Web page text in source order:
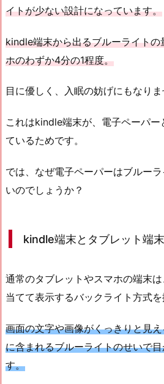
イトが少ない設計になっています。
kindle端末から出るブルーライト
ホのわずか4分の1程度。
目に優しく、入眠の妨げにもなりま
これはkindle端末が、電子ペーパー
ているためです。
では、なぜ電子ペーパーはブルー
いのでしょうか？
kindle端末とタブレット端
通常のタブレットやスマホの端末
当てて表示するバックライト方式を
画面の文字や画像がくっきりと見
に含まれるブルーライトのせいで
す。